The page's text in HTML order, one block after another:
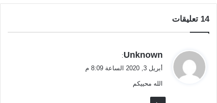
‫14 تعليقات
ي
ق
ل
Unknown
:
أبريل 3, 2020 الساعة 8:09 م
الله محييكم